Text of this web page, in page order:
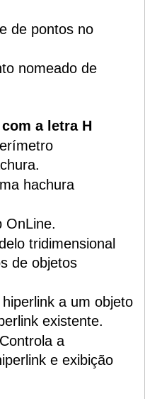
de pontos no
nomeado de
a letra H
hachura
OnLine.
tridimensional
de objetos
a um objeto
existente.
a
e exibição